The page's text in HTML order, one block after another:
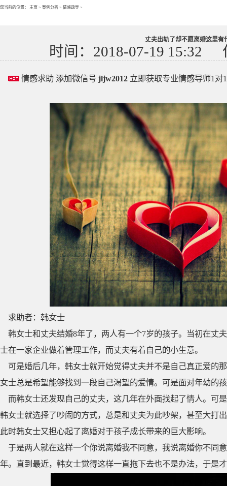
您当前的位置： 主页 > 案例分析 > 情感疏导 >
丈夫出轨了却不愿离婚这里有
时间：2018-07-19 15:32
情感求助 添加微信号 jljw2012 立即获取专业情感导师1对
求助者：韩女士
韩女士和丈夫结婚8年了，两人有一个7岁的孩子。当初在丈
士在一家企业做着管理工作，而丈夫有着自己的小生意。
可是婚后几年，韩女士就开始觉得丈夫并不是自己真正爱的
女士总是希望能够找到一段自己渴望的爱情。可是面对年幼的
而韩女士还发现自己的丈夫，这几年在外面找起了情人。可
韩女士就选择了吵闹的方式，总是和丈夫为此吵架，甚至大打
此时韩女士又担心起了离婚对于孩子成长带来的巨大影响。
于是两人就在这样一个你说离婚我不同意，我说离婚你不同
年。直到最近，韩女士觉得这样一直拖下去也不是办法，于是